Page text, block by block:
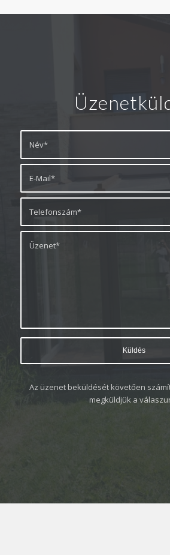
Az üzenet beküldését követően
megküldjük a